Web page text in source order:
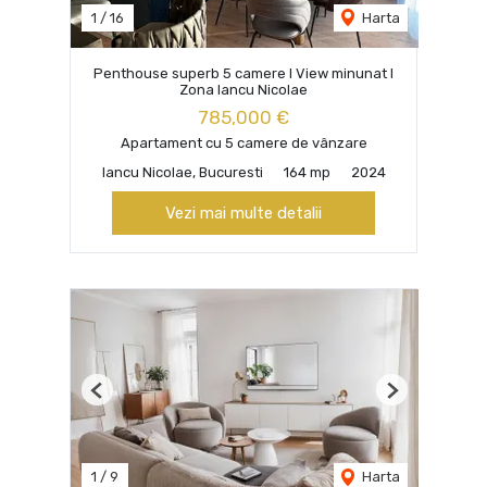
1 / 16 Harta
Penthouse superb 5 camere I View minunat I
Zona Iancu Nicolae
785,000 €
Apartament cu 5 camere de vânzare
Iancu Nicolae, Bucuresti
164 mp 2024
Vezi mai multe detalii
1 / 9 Harta
Previous Next